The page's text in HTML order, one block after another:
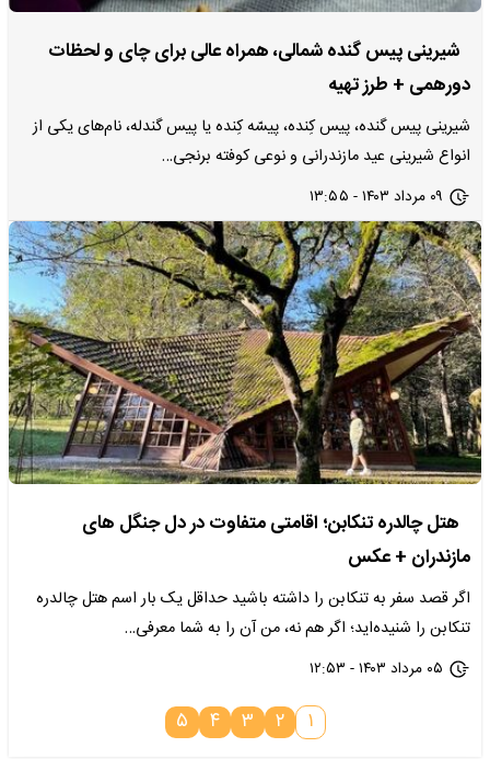
شیرینی پیس گنده شمالی، همراه عالی برای چای و لحظات
دورهمی + طرز تهیه
شیرینی پیس گنده، پیس کِنده، پیسّه کِنده یا پیس گندله، نام‌های یکی از
انواع شیرینی عید مازندرانی و نوعی کوفته برنجی…
۰۹ مرداد ۱۴۰۳ - ۱۳:۵۵
هتل چالدره تنکابن؛ اقامتی متفاوت در دل جنگل های
مازندران + عکس
اگر قصد سفر به تنکابن را داشته باشید حداقل یک بار اسم هتل چالدره
تنکابن را شنیده‌اید؛ اگر هم نه، من آن را به شما معرفی…
۰۵ مرداد ۱۴۰۳ - ۱۲:۵۳
۱ ۲ ۳ ۴ ۵